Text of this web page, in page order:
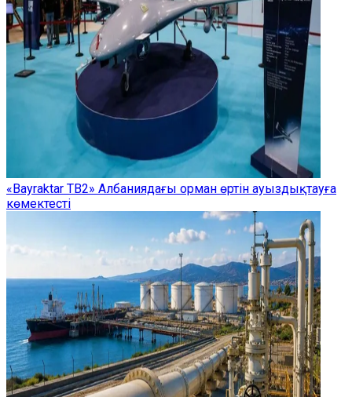
«Bayraktar TB2» Албаниядағы орман өртін ауыздықтауға
көмектесті